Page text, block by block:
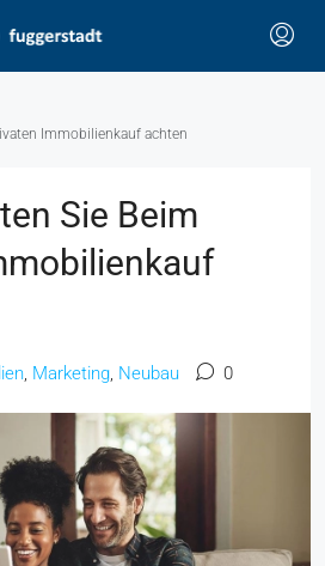
Immobilienkauf achten
Sie Beim
, Marketing, Neubau 0